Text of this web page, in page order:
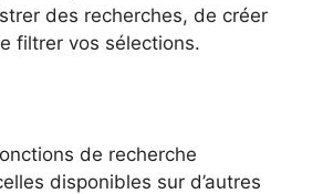
des recherches, de créer
filtrer vos sélections.
de recherche
disponibles sur d’autres